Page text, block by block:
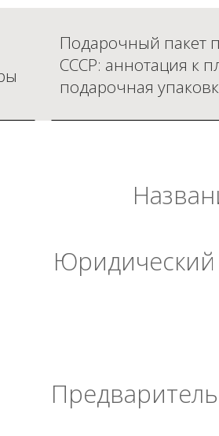
Подарочный пакет
СССР: аннотация к
подарочная